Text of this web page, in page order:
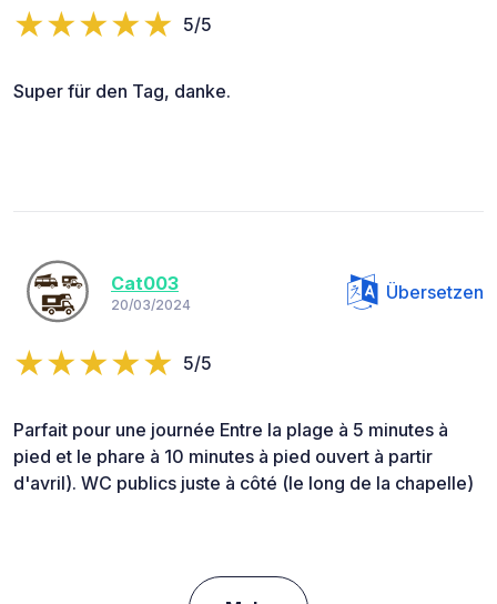
5/5
Super für den Tag, danke.
Cat003
20/03/2024
Übersetzen
5/5
Parfait pour une journée Entre la plage à 5 minutes à
pied et le phare à 10 minutes à pied ouvert à partir
d'avril). WC publics juste à côté (le long de la chapelle)